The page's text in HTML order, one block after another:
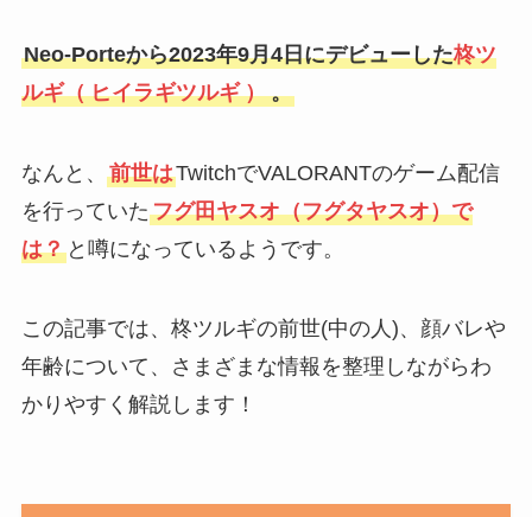
Neo-Porteから2023年9月4日にデビューした柊ツ
ルギ（ ヒイラギツルギ ） 。
なんと、 前世はTwitchでVALORANTのゲーム配信
を行っていたフグ田ヤスオ（フグタヤスオ）で
は？と噂になっているようです。
この記事では、柊ツルギの前世(中の人)、顔バレや
年齢について、さまざまな情報を整理しながらわ
かりやすく解説します！